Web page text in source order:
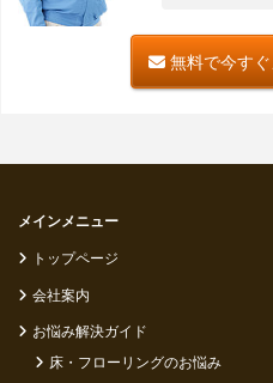
無料で今す
メインメニュー
トップページ
会社案内
お悩み解決ガイド
床・フローリングのお悩み